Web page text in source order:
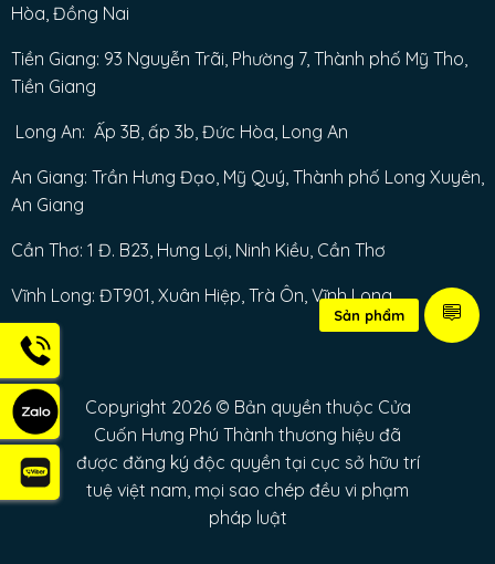
Hòa, Đồng Nai
Tiền Giang: 93 Nguyễn Trãi, Phường 7, Thành phố Mỹ Tho,
Tiền Giang
Long An: Ấp 3B, ấp 3b, Đức Hòa, Long An
An Giang: Trần Hưng Đạo, Mỹ Quý, Thành phố Long Xuyên,
An Giang
Cần Thơ: 1 Đ. B23, Hưng Lợi, Ninh Kiều, Cần Thơ
Vĩnh Long: ĐT901, Xuân Hiệp, Trà Ôn, Vĩnh Long
Copyright 2026 © Bản quyền thuộc Cửa
Cuốn Hưng Phú Thành thương hiệu đã
được đăng ký độc quyền tại cục sở hữu trí
tuệ việt nam, mọi sao chép đều vi phạm
pháp luật
Sản phẩm